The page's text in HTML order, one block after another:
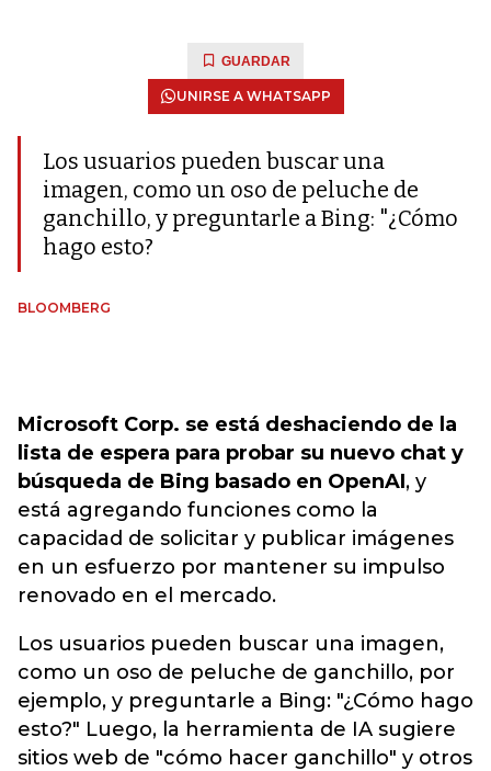
GUARDAR
UNIRSE A WHATSAPP
Los usuarios pueden buscar una
imagen, como un oso de peluche de
ganchillo, y preguntarle a Bing: "¿Cómo
hago esto?
BLOOMBERG
Microsoft Corp. se está deshaciendo de la
lista de espera para probar su nuevo chat y
búsqueda de Bing basado en OpenAI, y
está agregando funciones como la
capacidad de solicitar y publicar imágenes
en un esfuerzo por mantener su impulso
renovado en el mercado.
Los usuarios pueden buscar una imagen,
como un oso de peluche de ganchillo, por
ejemplo, y preguntarle a Bing: "¿Cómo hago
esto?" Luego, la herramienta de IA sugiere
sitios web de "cómo hacer ganchillo" y otros